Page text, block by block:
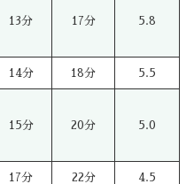
13分 17分 5.8
14分 18分 5.5
15分 20分 5.0
17分 22分 4.5